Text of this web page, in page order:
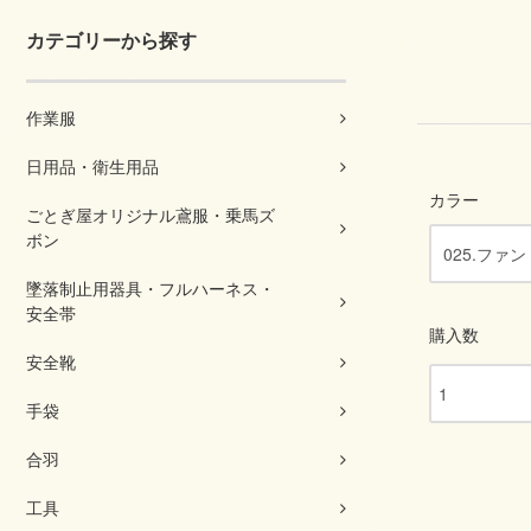
カテゴリーから探す
作業服
日用品・衛生用品
ごとぎ屋オリジナル鳶服・乗馬ズ
ボン
墜落制止用器具・フルハーネス・
安全帯
安全靴
手袋
合羽
工具
カラー
購入数